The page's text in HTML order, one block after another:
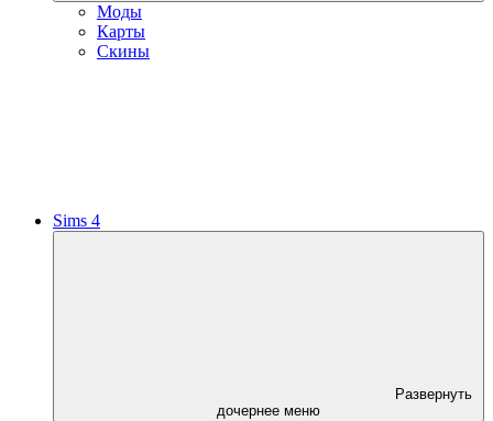
Моды
Карты
Скины
Sims 4
Развернуть
дочернее меню